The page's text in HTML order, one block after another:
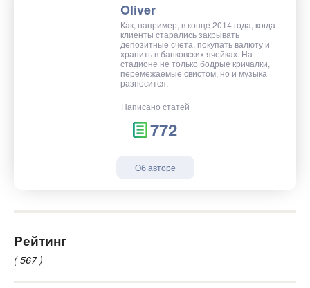
Oliver
Как, например, в конце 2014 года, когда
клиенты старались закрывать
депозитные счета, покупать валюту и
хранить в банковских ячейках. На
стадионе не только бодрые кричалки,
перемежаемые свистом, но и музыка
разносится.
Написано статей
772
Об авторе
Рейтинг
( 567 )